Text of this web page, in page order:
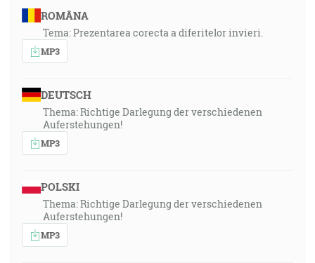
ROMÂNA
Tema: Prezentarea corecta a diferitelor invieri.
MP3
DEUTSCH
Thema: Richtige Darlegung der verschiedenen
Auferstehungen!
MP3
POLSKI
Thema: Richtige Darlegung der verschiedenen
Auferstehungen!
MP3